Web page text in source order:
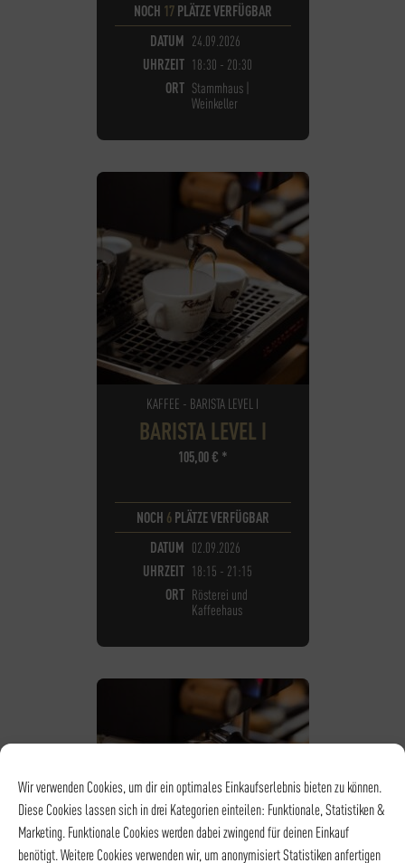
Wir verwenden Cookies, um dir ein optimales Einkaufserlebnis bieten zu können.
Diese Cookies lassen sich in drei Kategorien einteilen: Funktionale, Statistiken &
Marketing. Funktionale Cookies werden dabei zwingend für deinen Einkauf
benötigt. Weitere Cookies verwenden wir, um anonymisiert Statistiken anfertigen
NOCH 17PLÄTZE VERFÜGBAR
DATUM 24.09.2026
UHRZEIT 18:30 - 20:30
ORT Stammhaus |
Weinkeller
KAFFEE - BARISTA LEVEL I
BARISTA LEVEL I
105,00€ *
NOCH 6PLÄTZE VERFÜGBAR
DATUM 02.09.2026
UHRZEIT 18:15 - 21:15
ORT Rösterei und
Kaffeehaus